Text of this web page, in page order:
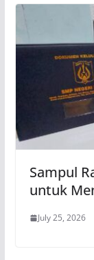
Sampul
untuk
July 25, 2026